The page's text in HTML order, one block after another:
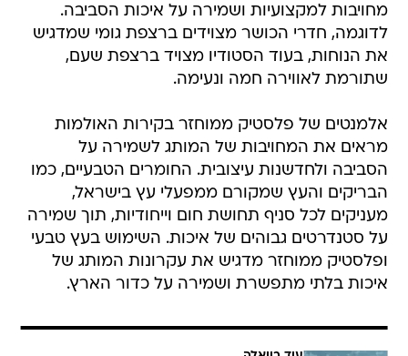
מחויבות למקצועיות ושמירה על איכות הסביבה.
לדוגמה, חדרי הכושר מצוידים ברצפת גומי שמדגיש
את הנוחות, בעוד הסטודיו מצויד ברצפת שעם,
שתורמת לאווירה חמה ונעימה.
אלמנטים של פלסטיק ממוחזר בקירות האולמות
מראים את המחויבות של המותג לשמירה על
הסביבה ולחדשנות עיצובית. החומרים הטבעיים, כמו
הבריקים והעץ שמקורם ממפעלי עץ בישראל,
מעניקים לכל סניף תחושת חום וייחודיות, תוך שמירה
על סטנדרטים גבוהים של איכות. השימוש בעץ טבעי
ופלסטיק ממוחזר מדגיש את עקרונות המותג של
איכות בלתי מתפשרת ושמירה על כדור הארץ.